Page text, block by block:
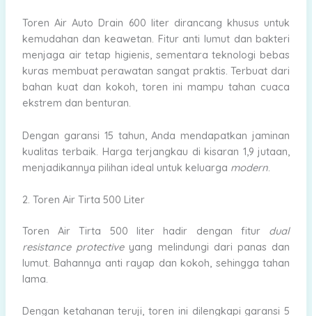
Toren Air Auto Drain 600 liter dirancang khusus untuk
kemudahan dan keawetan. Fitur anti lumut dan bakteri
menjaga air tetap higienis, sementara teknologi bebas
kuras membuat perawatan sangat praktis. Terbuat dari
bahan kuat dan kokoh, toren ini mampu tahan cuaca
ekstrem dan benturan.
Dengan garansi 15 tahun, Anda mendapatkan jaminan
kualitas terbaik. Harga terjangkau di kisaran 1,9 jutaan,
menjadikannya pilihan ideal untuk keluarga modern.
2. Toren Air Tirta 500 Liter
Toren Air Tirta 500 liter hadir dengan fitur dual
resistance protectiveyang melindungi dari panas dan
lumut. Bahannya anti rayap dan kokoh, sehingga tahan
lama.
Dengan ketahanan teruji, toren ini dilengkapi garansi 5